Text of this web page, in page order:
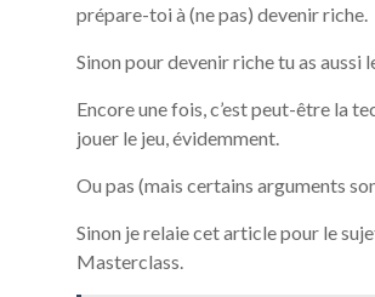
prépare-toi à (ne pas) devenir riche.
Sinon pour devenir riche tu as aussi
Encore une fois, c’est peut-être la
jouer le jeu, évidemment.
Ou pas (mais certains arguments
Sinon je relaie cet article pour le
Masterclass.